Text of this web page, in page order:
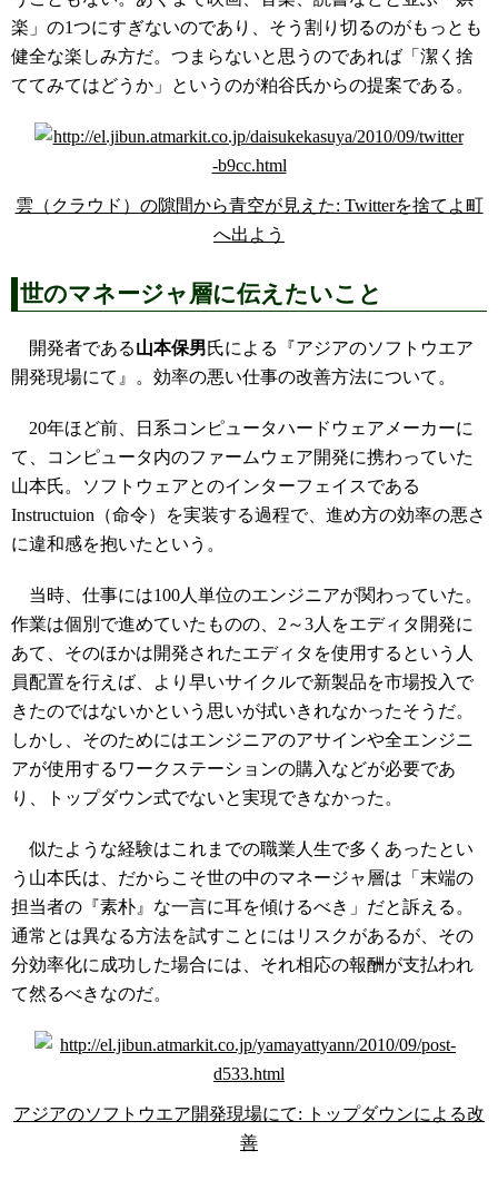
楽」の1つにすぎないのであり、そう割り切るのがもっとも
健全な楽しみ方だ。つまらないと思うのであれば「潔く捨
ててみてはどうか」というのが粕谷氏からの提案である。
雲（クラウド）の隙間から青空が見えた: Twitterを捨てよ町
へ出よう
世のマネージャ層に伝えたいこと
開発者である山本保男氏による『アジアのソフトウエア
開発現場にて』。効率の悪い仕事の改善方法について。
20年ほど前、日系コンピュータハードウェアメーカーに
て、コンピュータ内のファームウェア開発に携わっていた
山本氏。ソフトウェアとのインターフェイスである
Instructuion（命令）を実装する過程で、進め方の効率の悪さ
に違和感を抱いたという。
当時、仕事には100人単位のエンジニアが関わっていた。
作業は個別で進めていたものの、2～3人をエディタ開発に
あて、そのほかは開発されたエディタを使用するという人
員配置を行えば、より早いサイクルで新製品を市場投入で
きたのではないかという思いが拭いきれなかったそうだ。
しかし、そのためにはエンジニアのアサインや全エンジニ
アが使用するワークステーションの購入などが必要であ
り、トップダウン式でないと実現できなかった。
似たような経験はこれまでの職業人生で多くあったとい
う山本氏は、だからこそ世の中のマネージャ層は「末端の
担当者の『素朴』な一言に耳を傾けるべき」だと訴える。
通常とは異なる方法を試すことにはリスクがあるが、その
分効率化に成功した場合には、それ相応の報酬が支払われ
て然るべきなのだ。
アジアのソフトウエア開発現場にて: トップダウンによる改
善